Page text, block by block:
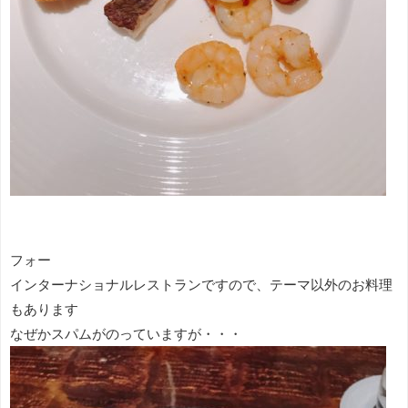
フォー
インターナショナルレストランですので、テーマ以外のお料理
もあります
なぜかスパムがのっていますが・・・